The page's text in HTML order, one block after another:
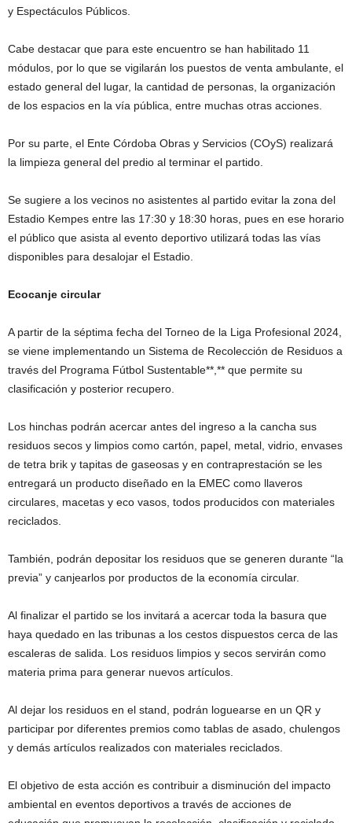
y Espectáculos Públicos.
Cabe destacar que para este encuentro se han habilitado 11
módulos, por lo que se vigilarán los puestos de venta ambulante, el
estado general del lugar, la cantidad de personas, la organización
de los espacios en la vía pública, entre muchas otras acciones.
Por su parte, el Ente Córdoba Obras y Servicios (COyS) realizará
la limpieza general del predio al terminar el partido.
Se sugiere a los vecinos no asistentes al partido evitar la zona del
Estadio Kempes entre las 17:30 y 18:30 horas, pues en ese horario
el público que asista al evento deportivo utilizará todas las vías
disponibles para desalojar el Estadio.
Ecocanje circular
A partir de la séptima fecha del Torneo de la Liga Profesional 2024,
se viene implementando un Sistema de Recolección de Residuos a
través del Programa Fútbol Sustentable**,** que permite su
clasificación y posterior recupero.
Los hinchas podrán acercar antes del ingreso a la cancha sus
residuos secos y limpios como cartón, papel, metal, vidrio, envases
de tetra brik y tapitas de gaseosas y en contraprestación se les
entregará un producto diseñado en la EMEC como llaveros
circulares, macetas y eco vasos, todos producidos con materiales
reciclados.
También, podrán depositar los residuos que se generen durante “la
previa” y canjearlos por productos de la economía circular.
Al finalizar el partido se los invitará a acercar toda la basura que
haya quedado en las tribunas a los cestos dispuestos cerca de las
escaleras de salida. Los residuos limpios y secos servirán como
materia prima para generar nuevos artículos.
Al dejar los residuos en el stand, podrán loguearse en un QR y
participar por diferentes premios como tablas de asado, chulengos
y demás artículos realizados con materiales reciclados.
El objetivo de esta acción es contribuir a disminución del impacto
ambiental en eventos deportivos a través de acciones de